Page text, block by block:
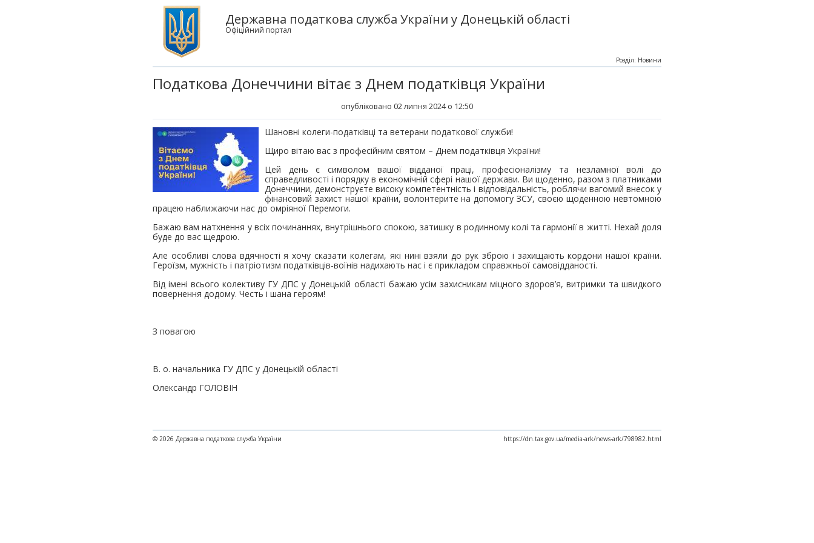
Державна податкова служба України у Донецькій області
Офіційний портал
Податкова Донеччини вітає з Днем податківця України
опубліковано 02 липня 2024 о 12:50
Розділ: Новини
Шановні колеги-податківці та ветерани податкової служби!
Щиро вітаю вас з професійним святом – Днем податківця України!
Цей день є символом вашої відданої праці, професіоналізму та незламної волі до
справедливості і порядку в економічній сфері нашої держави. Ви щоденно, разом з платниками
Донеччини, демонструєте високу компетентність і відповідальність, роблячи вагомий внесок у
фінансовий захист нашої країни, волонтерите на допомогу ЗСУ, своєю щоденною невтомною
працею наближаючи нас до омріяної Перемоги.
Бажаю вам натхнення у всіх починаннях, внутрішнього спокою, затишку в родинному колі та гармонії в житті. Нехай доля
буде до вас щедрою.
Але особливі слова вдячності я хочу сказати колегам, які нині взяли до рук зброю і захищають кордони нашої країни.
Героїзм, мужність і патріотизм податківців-воїнів надихають нас і є прикладом справжньої самовідданості.
Від імені всього колективу ГУ ДПС у Донецькій області бажаю усім захисникам міцного здоров’я, витримки та швидкого
повернення додому. Честь і шана героям!
З повагою
В. о. начальника ГУ ДПС у Донецькій області
Олександр ГОЛОВІН
© 2026 Державна податкова служба України https://dn.tax.gov.ua/media-ark/news-ark/798982.html